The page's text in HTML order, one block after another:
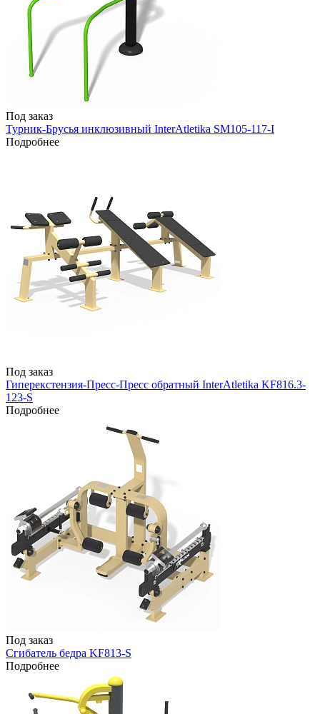
Под заказ
Турник-Брусья инклюзивный InterAtletika SM105-117-I
Подробнее
Под заказ
Гиперекстензия-Пресс-Пресс обратный InterAtletika KF816.3-
123-S
Подробнее
Под заказ
Сгибатель бедра KF813-S
Подробнее